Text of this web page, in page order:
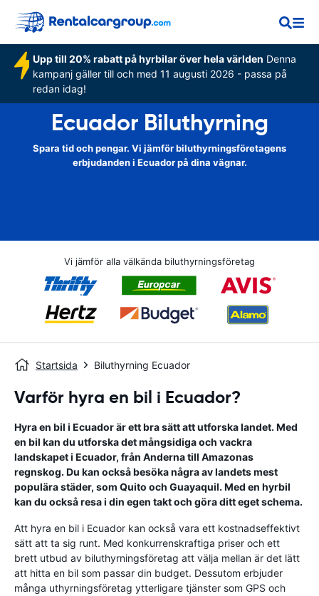
Upp till 20% rabatt på hyrbilar över hela världen Denna
kampanj gäller till och med 11 augusti 2026 - passa på
redan idag!
Ecuador Biluthyrning
Spara tid och pengar. Vi jämför biluthyrningsföretagens
erbjudanden i Ecuador på dina vägnar.
Vi jämför alla välkända biluthyrningsföretag
Startsida Biluthyrning Ecuador
Varför hyra en bil i Ecuador?
Hyra en bil i Ecuador är ett bra sätt att utforska landet. Med
en bil kan du utforska det mångsidiga och vackra
landskapet i Ecuador, från Anderna till Amazonas
regnskog. Du kan också besöka några av landets mest
populära städer, som Quito och Guayaquil. Med en hyrbil
kan du också resa i din egen takt och göra ditt eget schema.
Att hyra en bil i Ecuador kan också vara ett kostnadseffektivt
sätt att ta sig runt. Med konkurrenskraftiga priser och ett
brett utbud av biluthyrningsföretag att välja mellan är det lätt
att hitta en bil som passar din budget. Dessutom erbjuder
många uthyrningsföretag ytterligare tjänster som GPS och